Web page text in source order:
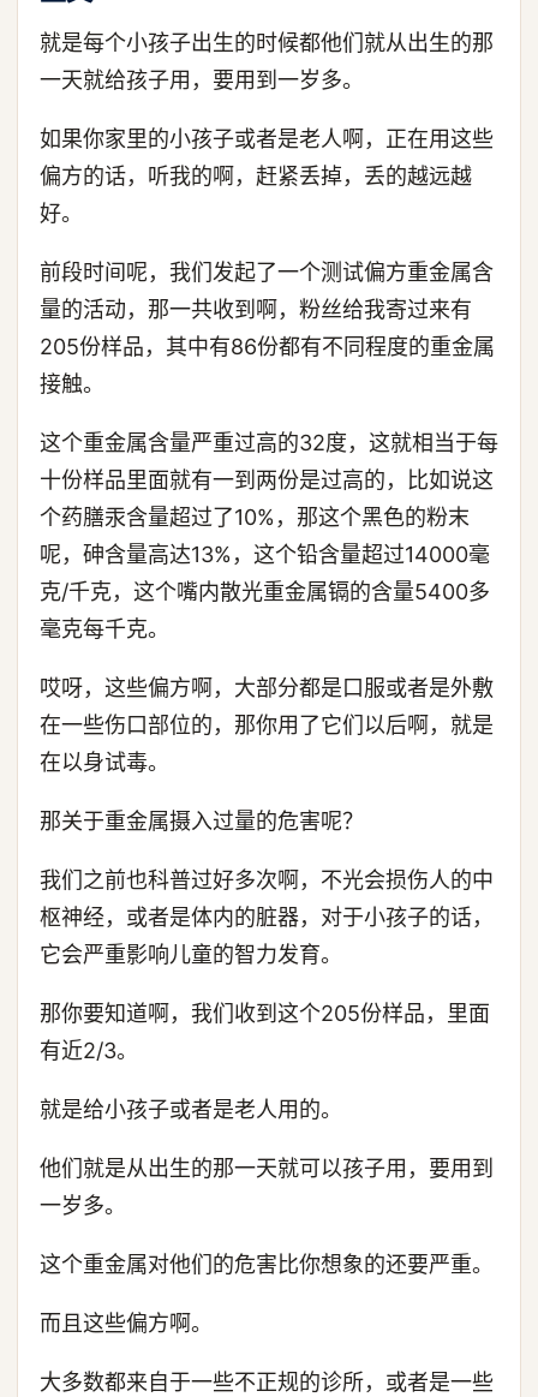
就是每个小孩子出生的时候都他们就从出生的那
一天就给孩子用，要用到一岁多。
如果你家里的小孩子或者是老人啊，正在用这些
偏方的话，听我的啊，赶紧丢掉，丢的越远越
好。
前段时间呢，我们发起了一个测试偏方重金属含
量的活动，那一共收到啊，粉丝给我寄过来有
205份样品，其中有86份都有不同程度的重金属
接触。
这个重金属含量严重过高的32度，这就相当于每
十份样品里面就有一到两份是过高的，比如说这
个药膳汞含量超过了10%，那这个黑色的粉末
呢，砷含量高达13%，这个铅含量超过14000毫
克/千克，这个嘴内散光重金属镉的含量5400多
毫克每千克。
哎呀，这些偏方啊，大部分都是口服或者是外敷
在一些伤口部位的，那你用了它们以后啊，就是
在以身试毒。
那关于重金属摄入过量的危害呢？
我们之前也科普过好多次啊，不光会损伤人的中
枢神经，或者是体内的脏器，对于小孩子的话，
它会严重影响儿童的智力发育。
那你要知道啊，我们收到这个205份样品，里面
有近2/3。
就是给小孩子或者是老人用的。
他们就是从出生的那一天就可以孩子用，要用到
一岁多。
这个重金属对他们的危害比你想象的还要严重。
而且这些偏方啊。
大多数都来自于一些不正规的诊所，或者是一些